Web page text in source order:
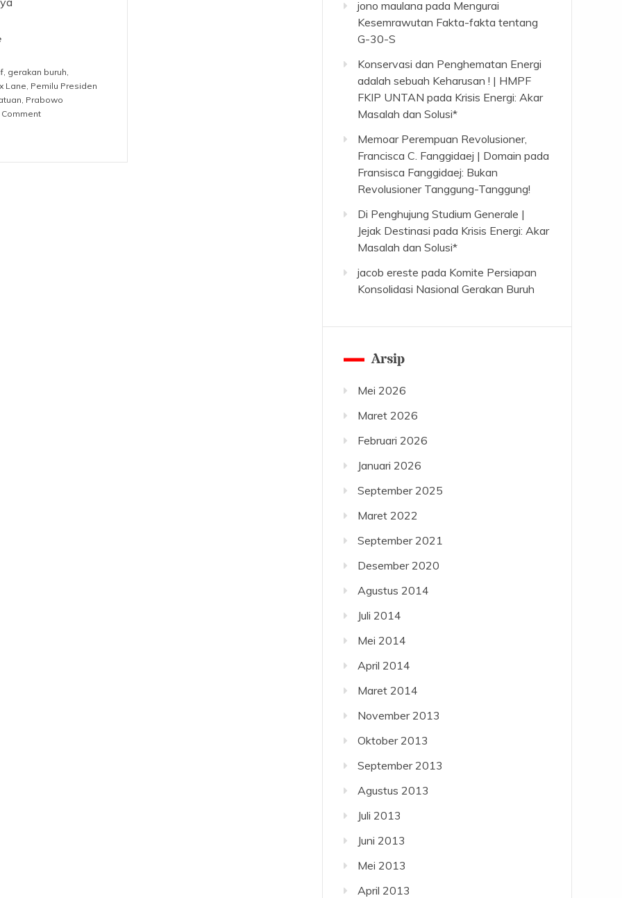
, gerakan buruh,
Lane, Pemilu Presiden
, Prabowo
on
jono maulana pada Mengurai
Kesemrawutan Fakta-fakta tentang
G-30-S
Konservasi dan Penghematan Energi
adalah sebuah Keharusan ! | HMPF
FKIP UNTAN pada Krisis Energi: Akar
Masalah dan Solusi*
Memoar Perempuan Revolusioner,
Francisca C. Fanggidaej | Domain pada
Fransisca Fanggidaej: Bukan
Revolusioner Tanggung-Tanggung!
Di Penghujung Studium Generale |
Jejak Destinasi pada Krisis Energi: Akar
Masalah dan Solusi*
jacob ereste pada Komite Persiapan
Konsolidasi Nasional Gerakan Buruh
Arsip
Mei 2026
Maret 2026
Februari 2026
Januari 2026
September 2025
Maret 2022
September 2021
Desember 2020
Agustus 2014
Juli 2014
Mei 2014
April 2014
Maret 2014
November 2013
Oktober 2013
September 2013
Agustus 2013
Juli 2013
Juni 2013
Mei 2013
April 2013